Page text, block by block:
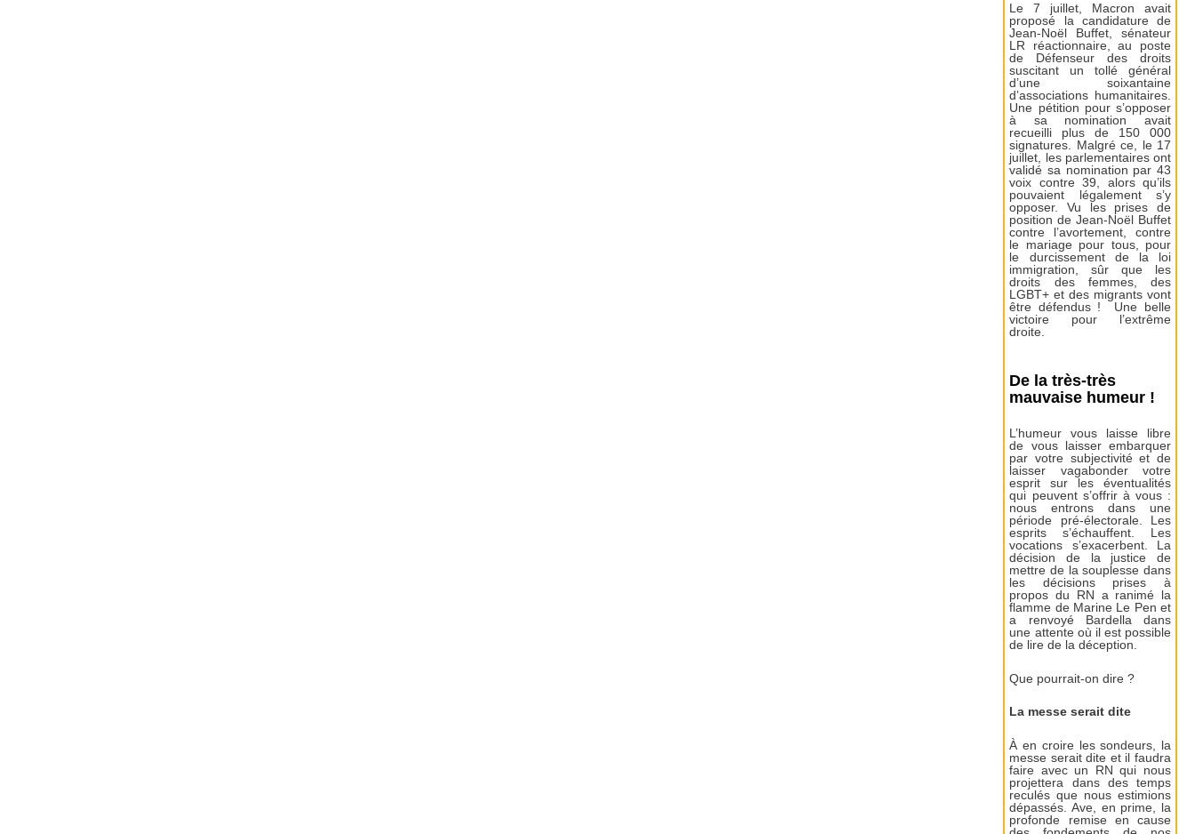
Le 7 juillet, Macron avait
proposé la candidature de
Jean-Noël Buffet, sénateur
LR réactionnaire, au poste
de Défenseur des droits
suscitant un tollé général
d’une soixantaine
d’associations humanitaires.
Une pétition pour s’opposer
à sa nomination avait
recueilli plus de 150 000
signatures. Malgré ce, le 17
juillet, les parlementaires ont
validé sa nomination par 43
voix contre 39, alors qu’ils
pouvaient légalement s’y
opposer. Vu les prises de
position de Jean-Noël Buffet
contre l’avortement, contre
le mariage pour tous, pour
le durcissement de la loi
immigration, sûr que les
droits des femmes, des
LGBT+ et des migrants vont
être défendus ! Une belle
victoire pour l’extrême
droite.
De la très-très
mauvaise humeur !
L’humeur vous laisse libre
de vous laisser embarquer
par votre subjectivité et de
laisser vagabonder votre
esprit sur les éventualités
qui peuvent s’offrir à vous :
nous entrons dans une
période pré-électorale. Les
esprits s’échauffent. Les
vocations s’exacerbent. La
décision de la justice de
mettre de la souplesse dans
les décisions prises à
propos du RN a ranimé la
flamme de Marine Le Pen et
a renvoyé Bardella dans
une attente où il est possible
de lire de la déception.
Que pourrait-on dire ?
La messe serait dite
À en croire les sondeurs, la
messe serait dite et il faudra
faire avec un RN qui nous
projettera dans des temps
reculés que nous estimions
dépassés. Ave, en prime, la
profonde remise en cause